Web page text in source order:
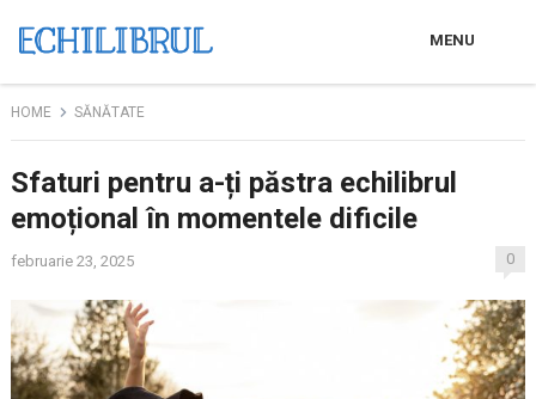
MENU
HOME SĂNĂTATE
Sfaturi pentru a-ți păstra echilibrul
emoțional în momentele dificile
februarie 23, 2025 0